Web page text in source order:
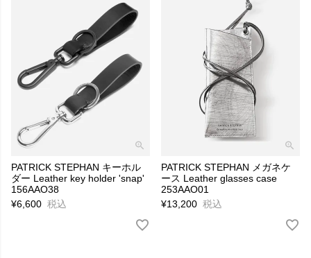
PATRICK STEPHAN キーホル
ダー Leather key holder 'snap'
156AAO38
¥6,600 税込
PATRICK STEPHAN メガネケ
ース Leather glasses case
253AAO01
¥13,200 税込